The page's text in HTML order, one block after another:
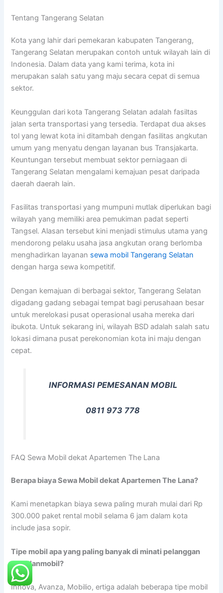
Tentang Tangerang Selatan
Kota yang lahir dari pemekaran kabupaten Tangerang,
Tangerang Selatan merupakan contoh untuk wilayah lain di
Indonesia. Dalam data yang kami terima, kota ini
merupakan salah satu yang maju secara cepat di semua
sektor.
Keunggulan dari kota Tangerang Selatan adalah fasiltas
jalan serta transportasi yang tersedia. Terdapat dua akses
tol yang lewat kota ini ditambah dengan fasilitas angkutan
umum yang menyatu dengan layanan bus Transjakarta.
Keuntungan tersebut membuat sektor perniagaan di
Tangerang Selatan mengalami kemajuan pesat daripada
daerah daerah lain.
Fasilitas transportasi yang mumpuni mutlak diperlukan bagi
wilayah yang memiliki area pemukiman padat seperti
Tangsel. Alasan tersebut kini menjadi stimulus utama yang
mendorong pelaku usaha jasa angkutan orang berlomba
menghadirkan layanan sewa mobil Tangerang Selatan
dengan harga sewa kompetitif.
Dengan kemajuan di berbagai sektor, Tangerang Selatan
digadang gadang sebagai tempat bagi perusahaan besar
untuk merelokasi pusat operasional usaha mereka dari
ibukota. Untuk sekarang ini, wilayah BSD adalah salah satu
lokasi dimana pusat perekonomian kota ini maju dengan
cepat.
INFORMASI PEMESANAN MOBIL
0811 973 778
FAQ Sewa Mobil dekat Apartemen The Lana
Berapa biaya Sewa Mobil dekat Apartemen The Lana?
Kami menetapkan biaya sewa paling murah mulai dari Rp
300.000 paket rental mobil selama 6 jam dalam kota
include jasa sopir.
Tipe mobil apa yang paling banyak di minati pelanggan
rentalanmobil?
Innova, Avanza, Mobilio, ertiga adalah beberapa tipe mobil